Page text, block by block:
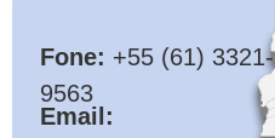
Fone: +55 (61) 3321-
9563
Email: